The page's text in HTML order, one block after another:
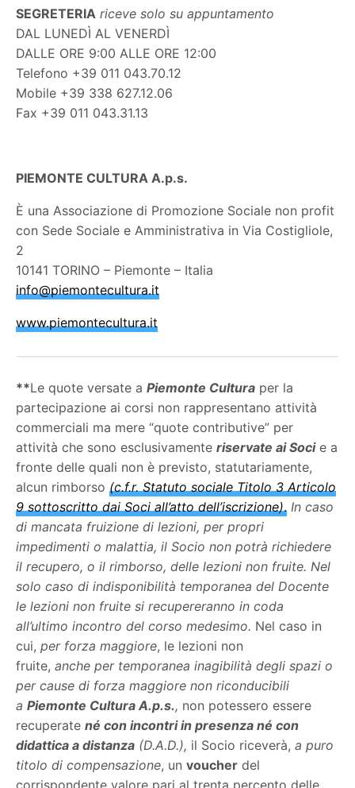
SEGRETERIA riceve solo su appuntamento
DAL LUNEDÌ AL VENERDÌ
DALLE ORE 9:00 ALLE ORE 12:00
Telefono +39 011 043.70.12
Mobile +39 338 627.12.06
Fax +39 011 043.31.13
PIEMONTE CULTURA A.p.s.
È una Associazione di Promozione Sociale non profit
con Sede Sociale e Amministrativa in Via Costigliole,
2
10141 TORINO – Piemonte – Italia
info@piemontecultura.it
www.piemontecultura.it
**Le quote versate aPiemonte Cultura per la
partecipazione ai corsi non rappresentano attività
commerciali ma mere “quote contributive” per
attività che sono esclusivamenteriservate ai Socie a
fronte delle quali non è previsto, statutariamente,
alcun rimborso(c.f.r. Statuto sociale Titolo 3 Articolo
9 sottoscritto dai Soci all’atto dell’iscrizione). In caso
di mancata fruizione di lezioni, per propri
impedimenti o malattia, il Socio non potrà richiedere
il recupero, o il rimborso, delle lezioni non fruite. Nel
solo caso di indisponibilità temporanea del Docente
le lezioni non fruite si recupereranno in coda
all’ultimo incontro del corso medesimo. Nel caso in
cui,per forza maggiore, le lezioni non
fruite,anche per temporanea inagibilità degli spazi o
per cause di forza maggiore non riconducibili
aPiemonte Cultura A.p.s., non potessero essere
recuperatené con incontri in presenza né con
didattica a distanza (D.A.D.), il Socio riceverà, a puro
titolo di compensazione, unvoucher del